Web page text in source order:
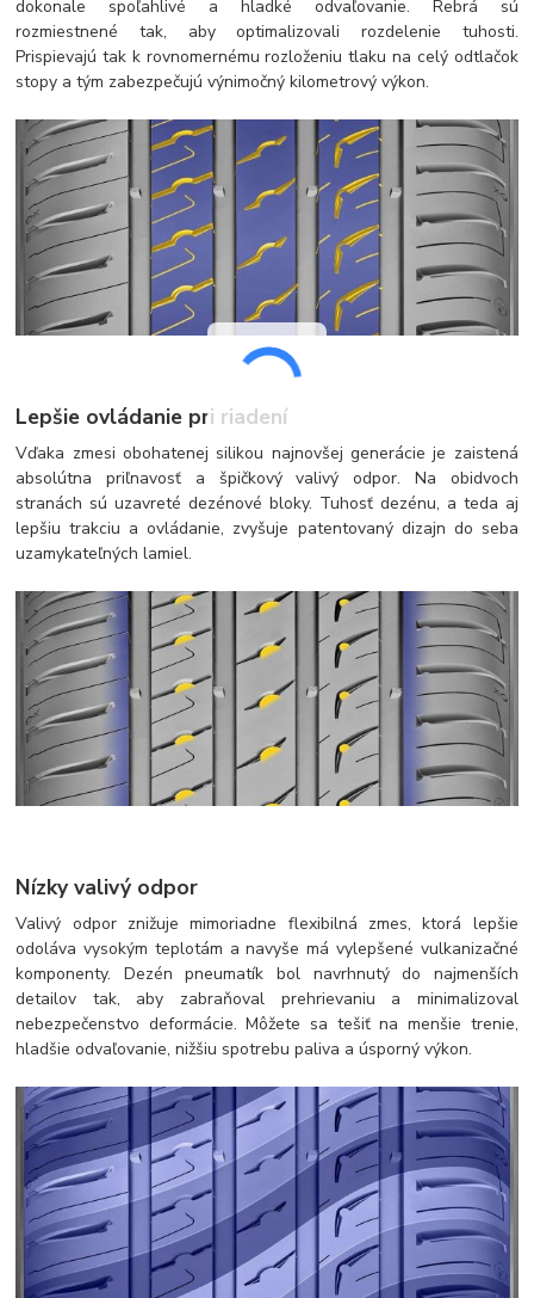
dokonale spoľahlivé a hladké odvaľovanie. Rebrá sú
rozmiestnené tak, aby optimalizovali rozdelenie tuhosti.
Prispievajú tak k rovnomernému rozloženiu tlaku na celý odtlačok
stopy a tým zabezpečujú výnimočný kilometrový výkon.
Lepšie ovládanie pri riadení
Vďaka zmesi obohatenej silikou najnovšej generácie je zaistená
absolútna priľnavosť a špičkový valivý odpor. Na obidvoch
stranách sú uzavreté dezénové bloky. Tuhosť dezénu, a teda aj
lepšiu trakciu a ovládanie, zvyšuje patentovaný dizajn do seba
uzamykateľných lamiel.
Nízky valivý odpor
Valivý odpor znižuje mimoriadne flexibilná zmes, ktorá lepšie
odoláva vysokým teplotám a navyše má vylepšené vulkanizačné
komponenty. Dezén pneumatík bol navrhnutý do najmenších
detailov tak, aby zabraňoval prehrievaniu a minimalizoval
nebezpečenstvo deformácie. Môžete sa tešiť na menšie trenie,
hladšie odvaľovanie, nižšiu spotrebu paliva a úsporný výkon.